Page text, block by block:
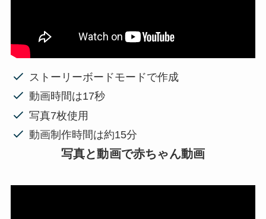
ストーリーボードモードで作成
動画時間は17秒
写真7枚使用
動画制作時間は約15分
写真と動画で赤ちゃん動画